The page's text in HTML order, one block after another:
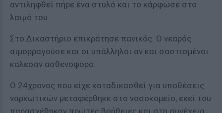
αντιληφθεί πήρε ένα στυλό και το κάρφωσε στο
λαιμό του.
Στο Δικαστήριο επικράτησε πανικός. Ο νεαρός
αιμορραγούσε και οι υπάλληλοι αν και σαστισμένοι
κάλεσαν ασθενοφόρο.
Ο 24χρονος που είχε καταδικασθεί για υποθέσεις
ναρκωτικών μεταφέρθηκε στο νοσοκομείο, εκεί του
παρασχέθηκαν πρώτες βοήθειες και στη συνέχεια